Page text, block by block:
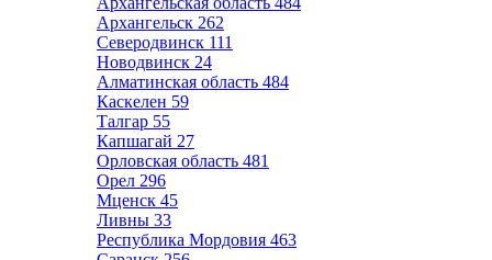
Архангельск 262
Северодвинск 111
Новодвинск 24
Алматинская область 484
Каскелен 59
Талгар 55
Капшагай 27
Орловская область 481
Орел 296
Мценск 45
Ливны 33
Республика Мордовия 463